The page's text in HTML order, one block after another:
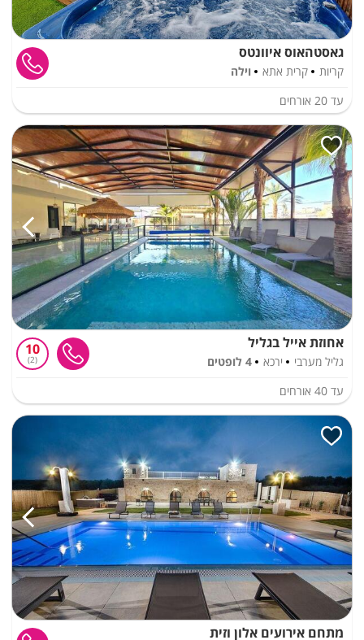
גאסטהאוס איוונטס
קריות קרית אתא
וילה
עד 20 אורחים
אחוזת אייל בגליל
גליל מערבי ירכא 4 לופטים
10
2
עד 40 אורחים
מתחם אירועים אלון וזית